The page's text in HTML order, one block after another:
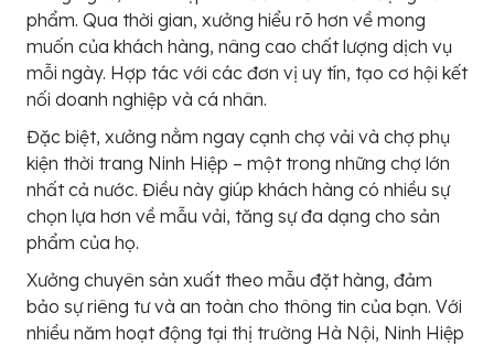
phẩm. Qua thời gian, xưởng hiểu rõ hơn về mong
muốn của khách hàng, nâng cao chất lượng dịch vụ
mỗi ngày. Hợp tác với các đơn vị uy tín, tạo cơ hội kết
nối doanh nghiệp và cá nhân.
Đặc biệt, xưởng nằm ngay cạnh chợ vải và chợ phụ
kiện thời trang Ninh Hiệp – một trong những chợ lớn
nhất cả nước. Điều này giúp khách hàng có nhiều sự
chọn lựa hơn về mẫu vải, tăng sự đa dạng cho sản
phẩm của họ.
Xưởng chuyên sản xuất theo mẫu đặt hàng, đảm
bảo sự riêng tư và an toàn cho thông tin của bạn. Với
nhiều năm hoạt động tại thị trường Hà Nội, Ninh Hiệp